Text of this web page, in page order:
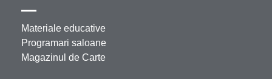
Materiale educative
Programari saloane
Magazinul de Carte